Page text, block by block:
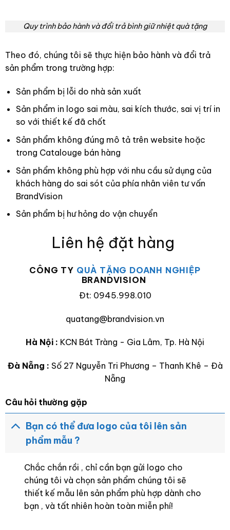
Quy trình bảo hành và đổi trả bình giữ nhiệt quà tặng
Theo đó, chúng tôi sẽ thực hiện bảo hành và đổi trả
sản phẩm trong trường hợp:
Sản phẩm bị lỗi do nhà sản xuất
Sản phẩm in logo sai màu, sai kích thước, sai vị trí in
so với thiết kế đã chốt
Sản phẩm không đúng mô tả trên website hoặc
trong Catalouge bán hàng
Sản phẩm không phù hợp với nhu cầu sử dụng của
khách hàng do sai sót của phía nhân viên tư vấn
BrandVision
Sản phẩm bị hư hỏng do vận chuyển
Liên hệ đặt hàng
CÔNG TY QUÀ TẶNG DOANH NGHIỆP
BRANDVISION
Đt: 0945.998.010
quatang@brandvision.vn
Hà Nội : KCN Bát Tràng - Gia Lâm, Tp. Hà Nội
Đà Nẵng : Số 27 Nguyễn Tri Phương – Thanh Khê – Đà
Nẵng
Câu hỏi thường gặp
Bạn có thể đưa logo của tôi lên sản
phẩm mẫu ?
Chắc chắn rồi , chỉ cần bạn gửi logo cho
chúng tôi và chọn sản phẩm chúng tôi sẽ
thiết kế mẫu lên sản phẩm phù hợp dành cho
bạn , và tất nhiên hoàn toàn miễn phí!